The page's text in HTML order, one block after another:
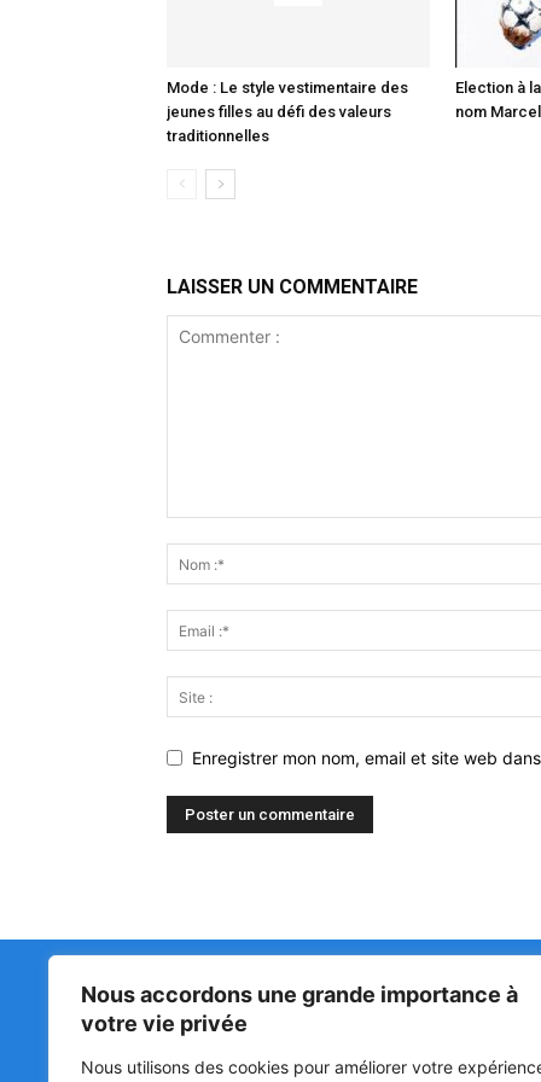
Nous accordons une grande importance à
votre vie privée
Nous utilisons des cookies pour améliorer votre
Mode : Le style vestimentaire des
jeunes filles au défi des valeurs
traditionnelles
Election à
nom
LAISSER UN COMMENTAIRE
Enregistrer mon nom, email et site web
Matin Libre
Premiers sur l'info !
47ᵉ